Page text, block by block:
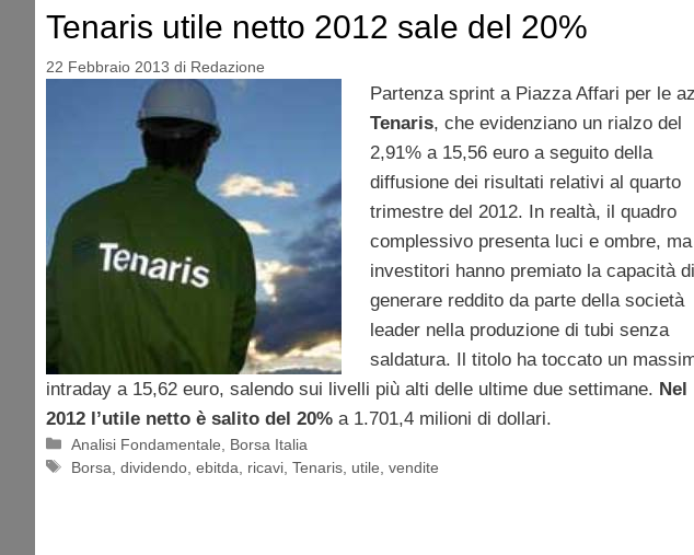
Tenaris utile netto 2012 sale del 20%
22 Febbraio 2013 di Redazione
Partenza sprint a Piazza Affari per le
Tenaris, che evidenziano un rialzo del
2,91% a 15,56 euro a seguito della
diffusione dei risultati relativi al quarto
trimestre del 2012. In realtà, il quadro
complessivo presenta luci e ombre,
investitori hanno premiato la capacità di
generare reddito da parte della società
leader nella produzione di tubi senza
saldatura. Il titolo ha toccato un
intraday a 15,62 euro, salendo sui livelli più alti delle ultime due settimane. Nel
2012 l’utile netto è salito del 20% a 1.701,4 milioni di dollari.
Categorie
Analisi Fondamentale
Borsa Italia
Tag
Borsa ,dividendo ,ebitda ricavi ,Tenaris utile ,vendite